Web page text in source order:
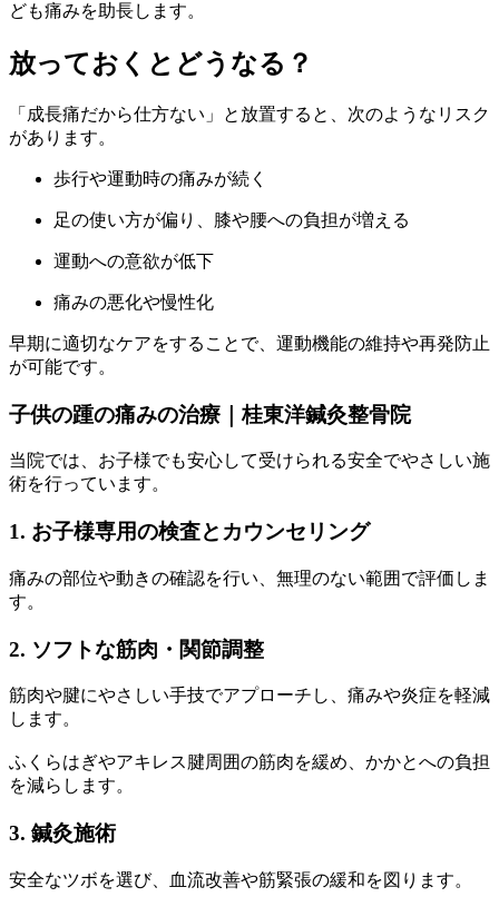
ども痛みを助長します。
放っておくとどうなる？
「成長痛だから仕方ない」と放置すると、次のようなリスク
があります。
歩行や運動時の痛みが続く
足の使い方が偏り、膝や腰への負担が増える
運動への意欲が低下
痛みの悪化や慢性化
早期に適切なケアをすることで、運動機能の維持や再発防止
が可能です。
子供の踵の痛みの治療｜桂東洋鍼灸整骨院
当院では、お子様でも安心して受けられる安全でやさしい施
術を行っています。
1. お子様専用の検査とカウンセリング
痛みの部位や動きの確認を行い、無理のない範囲で評価しま
す。
2. ソフトな筋肉・関節調整
筋肉や腱にやさしい手技でアプローチし、痛みや炎症を軽減
します。
ふくらはぎやアキレス腱周囲の筋肉を緩め、かかとへの負担
を減らします。
3. 鍼灸施術
安全なツボを選び、血流改善や筋緊張の緩和を図ります。